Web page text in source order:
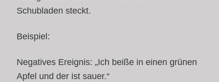
Schubladen steckt.
Beispiel:
Negatives Ereignis: „Ich beiße in einen grünen
Apfel und der ist sauer.“